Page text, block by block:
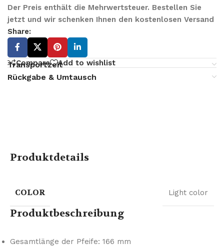
Der Preis enthält die Mehrwertsteuer. Bestellen Sie
jetzt und wir schenken Ihnen den kostenlosen Versand
Share:
Compare Add to wishlist
Transportzeit
Rückgabe & Umtausch
Produktdetails
COLOR Light color
Produktbeschreibung
Gesamtlänge der Pfeife: 166 mm